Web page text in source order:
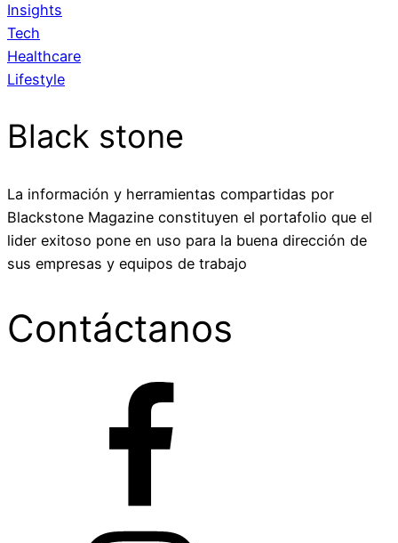
Insights
Tech
Healthcare
Lifestyle
Black stone
La información y herramientas compartidas por
Blackstone Magazine constituyen el portafolio que el
lider exitoso pone en uso para la buena dirección de
sus empresas y equipos de trabajo
Contáctanos